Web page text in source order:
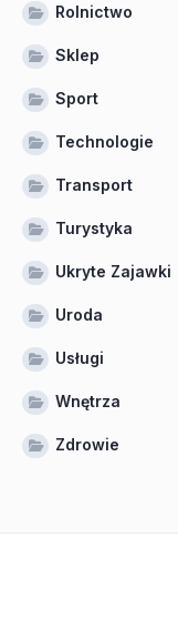
Rolnictwo
Sklep
Sport
Technologie
Transport
Turystyka
Ukryte Zajawki
Uroda
Usługi
Wnętrza
Zdrowie